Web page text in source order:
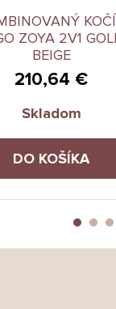
ZOYA 2V1
BEIGE
210,64 €
Skladom
DO KOŠÍKA